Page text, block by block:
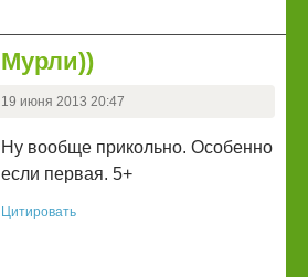
Мурли))
19 июня 2013 20:47
Ну вообще прикольно. Особенно
если первая. 5+
Цитировать